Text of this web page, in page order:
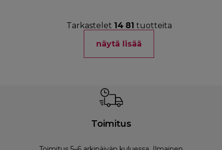
Tarkastelet 14 81 tuotteita
näytä lisää
Toimitus